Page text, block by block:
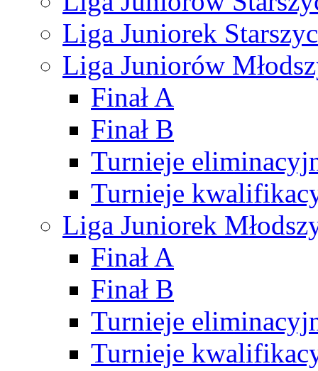
Liga Juniorek
Liga Juniorów
Finał A
Finał B
Turnieje
Turnieje
Liga Juniorek
Finał A
Finał B
Turnieje
Turnieje